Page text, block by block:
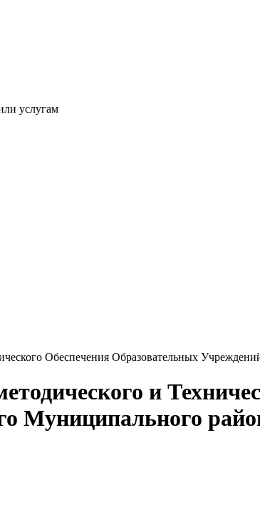
услугам
Обеспечения Образовательных
и
Муниципального